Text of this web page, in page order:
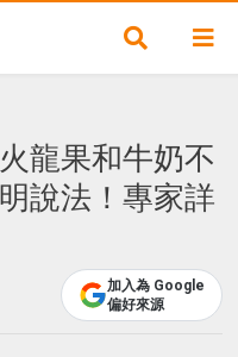
龍果和牛奶不
說法！專家詳
加入為 Google
偏好來源